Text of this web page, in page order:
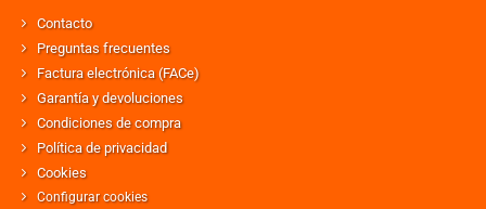
Contacto
Preguntas frecuentes
Factura electrónica (FACe)
Garantía y devoluciones
Condiciones de compra
Política de privacidad
Cookies
Configurar cookies